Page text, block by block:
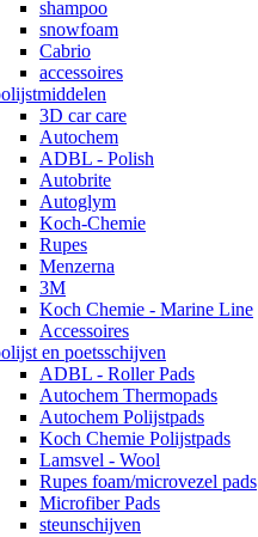
shampoo
snowfoam
Cabrio
accessoires
3D car care
Autochem
ADBL - Polish
Autobrite
Autoglym
Koch-Chemie
Rupes
Menzerna
3M
Koch Chemie - Marine Line
Accessoires
en poetsschijven
ADBL - Roller Pads
Autochem Thermopads
Autochem Polijstpads
Koch Chemie Polijstpads
Lamsvel - Wool
Rupes foam/microvezel pads
Microfiber Pads
steunschijven